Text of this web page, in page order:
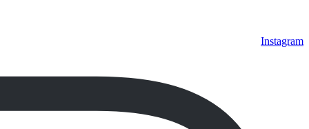
Instagram